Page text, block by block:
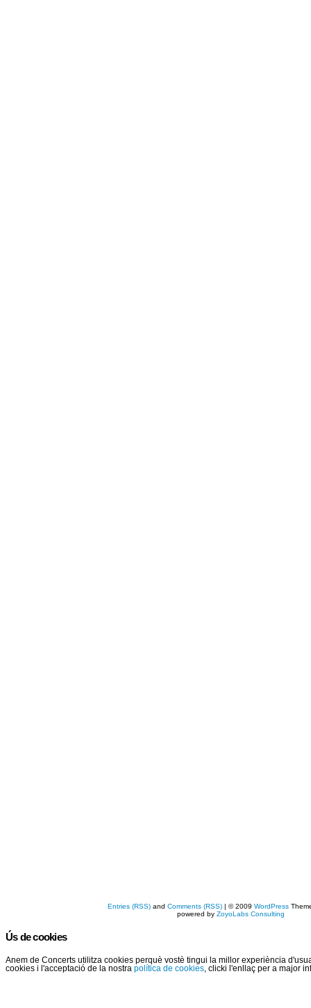
Entries (RSS) andComments (RSS) | © 2009WordPress
powered byZoyoLabs Consulting
Ús de cookies
Anem de Concerts utilitza cookies perquè vostè tingui la millor experiència
cookies i l'acceptació de la nostra política de cookies , clicki l'enllaç per a major